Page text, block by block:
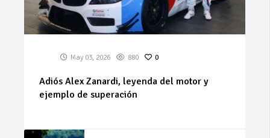
May 03, 2026 880 0
Adiós Alex Zanardi, leyenda del motor y
ejemplo de superación